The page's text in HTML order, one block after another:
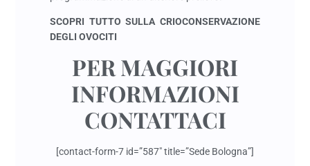
SCOPRI TUTTO SULLA CRIOCONSERVAZIONE
DEGLI OVOCITI
PER MAGGIORI
INFORMAZIONI
CONTATTACI
[contact-form-7 id=”587″ title=”Sede Bologna”]